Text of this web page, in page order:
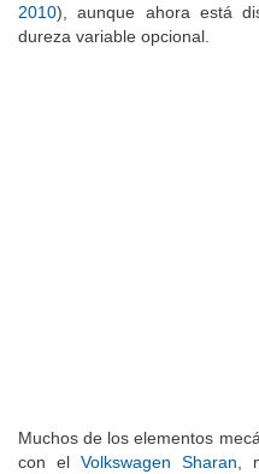
2010), aunque ahora está
dureza variable opcional.
Muchos de los elementos
con el Volkswagen Sharan,